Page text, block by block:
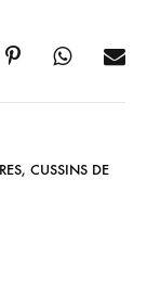
, CUSSINS DE